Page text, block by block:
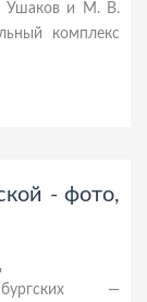
Ушаков и М. В.
комплекс
- фото,
—